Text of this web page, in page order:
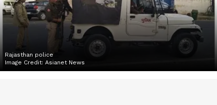
Rajasthan police
Image Credit: Asianet News